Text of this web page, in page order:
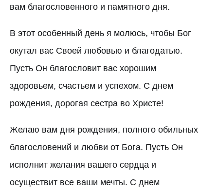
вам благословенного и памятного дня.
В этот особенный день я молюсь, чтобы Бог
окутал вас Своей любовью и благодатью.
Пусть Он благословит вас хорошим
здоровьем, счастьем и успехом. С днем
рождения, дорогая сестра во Христе!
Желаю вам дня рождения, полного обильных
благословений и любви от Бога. Пусть Он
исполнит желания вашего сердца и
осуществит все ваши мечты. С днем